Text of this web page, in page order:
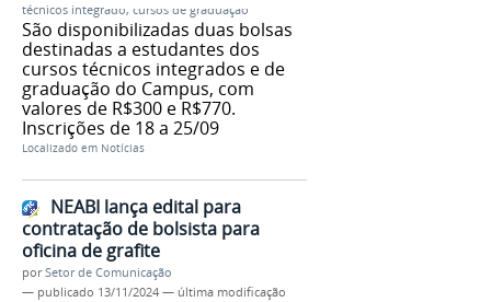
técnicos integrado, cursos de graduação
São disponibilizadas duas bolsas
destinadas a estudantes dos
cursos técnicos integrados e de
graduação do Campus, com
valores de R$300 e R$770.
Inscrições de 18 a 25/09
Localizado em Notícias
NEABI lança edital para
contratação de bolsista para
oficina de grafite
porSetor de Comunicação
— publicado 13/11/2024 — última modificação